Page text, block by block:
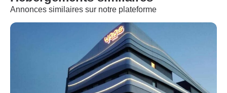
Annonces similaires sur notre plateforme